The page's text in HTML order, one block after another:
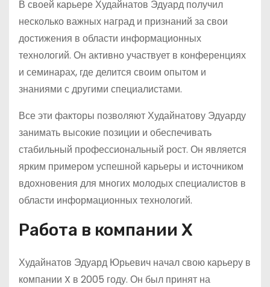
В своей карьере Худайнатов Эдуард получил
несколько важных наград и признаний за свои
достижения в области информационных
технологий. Он активно участвует в конференциях
и семинарах, где делится своим опытом и
знаниями с другими специалистами.
Все эти факторы позволяют Худайнатову Эдуарду
занимать высокие позиции и обеспечивать
стабильный профессиональный рост. Он является
ярким примером успешной карьеры и источником
вдохновения для многих молодых специалистов в
области информационных технологий.
Работа в компании X
Худайнатов Эдуард Юрьевич начал свою карьеру в
компании X в 2005 году. Он был принят на